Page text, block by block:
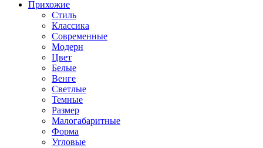
Прихожие
Стиль
Классика
Современные
Модерн
Цвет
Белые
Венге
Светлые
Темные
Размер
Малогабаритные
Форма
Угловые